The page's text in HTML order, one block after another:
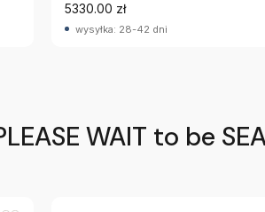
5330.00 zł
wysyłka: 28-42 dni
WAIT to be